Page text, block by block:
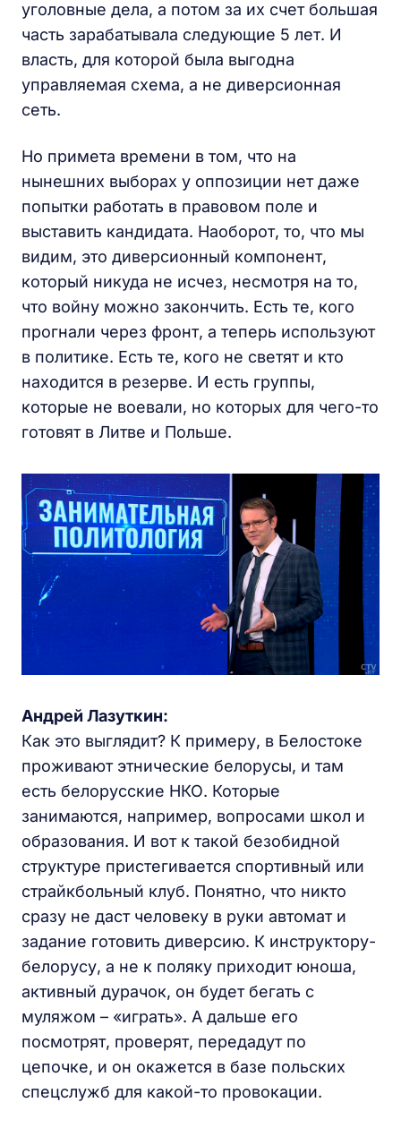
уголовные дела, а потом за их счет большая
часть зарабатывала следующие 5 лет. И
власть, для которой была выгодна
управляемая схема, а не диверсионная
сеть.
Но примета времени в том, что на
нынешних выборах у оппозиции нет даже
попытки работать в правовом поле и
выставить кандидата. Наоборот, то, что мы
видим, это диверсионный компонент,
который никуда не исчез, несмотря на то,
что войну можно закончить. Есть те, кого
прогнали через фронт, а теперь используют
в политике. Есть те, кого не светят и кто
находится в резерве. И есть группы,
которые не воевали, но которых для чего-то
готовят в Литве и Польше.
Андрей Лазуткин:
Как это выглядит? К примеру, в Белостоке
проживают этнические белорусы, и там
есть белорусские НКО. Которые
занимаются, например, вопросами школ и
образования. И вот к такой безобидной
структуре пристегивается спортивный или
страйкбольный клуб. Понятно, что никто
сразу не даст человеку в руки автомат и
задание готовить диверсию. К инструктору-
белорусу, а не к поляку приходит юноша,
активный дурачок, он будет бегать с
муляжом – «играть». А дальше его
посмотрят, проверят, передадут по
цепочке, и он окажется в базе польских
спецслужб для какой-то провокации.